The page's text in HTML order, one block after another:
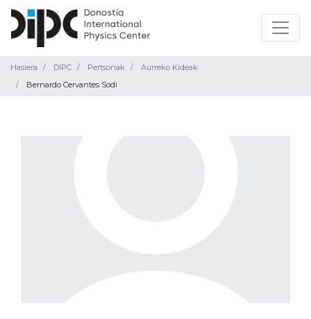
Hasiera DIPC Pertsonak
Aurreko Kideak
Bernardo Cervantes Sodi